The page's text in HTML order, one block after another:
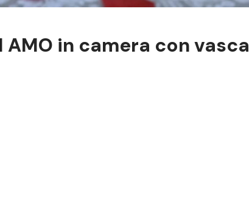
in camera con